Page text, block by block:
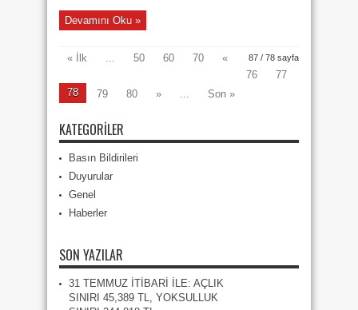
Devamını Oku »
87 / 78 sayfa
« İlk ... 50 60 70
«
76
77
78
79 80 » ... Son »
KATEGORILER
Basın Bildirileri
Duyurular
Genel
Haberler
SON YAZILAR
31 TEMMUZ İTİBARİ İLE: AÇLIK
SINIRI 45,389 TL, YOKSULLUK